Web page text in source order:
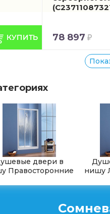
78 897
двери в
Правосторонние
нишу